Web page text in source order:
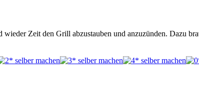
Zeit den Grill abzustauben und anzuzünden. Dazu